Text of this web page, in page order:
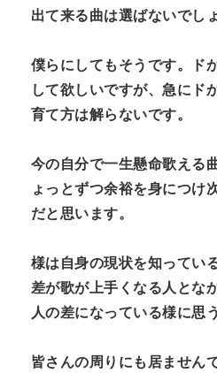
出て来る曲は選ばないでし
僕らにしてもそうです。ド
して欲しいですが、急にド
育て方は解らないです。
今の自分で一生懸命歌える
ょっとずつ余裕を身につけ
だと思います。
様は自身の現状を知ってい
差が歌が上手くなる人とな
人の差になっている様に思
皆さんの周りにも居ません